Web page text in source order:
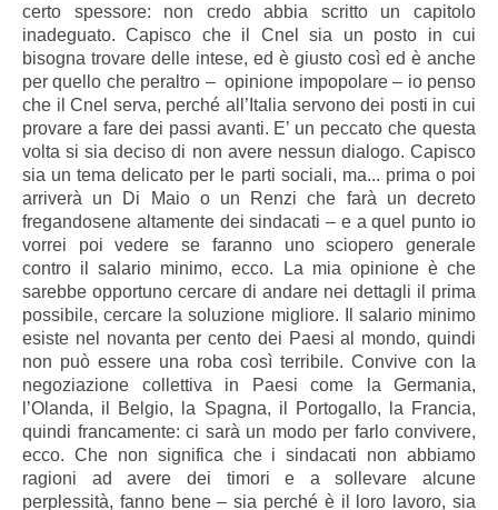
certo spessore: non credo abbia scritto un capitolo
inadeguato. Capisco che il Cnel sia un posto in cui
bisogna trovare delle intese, ed è giusto così ed è anche
per quello che peraltro – opinione impopolare – io penso
che il Cnel serva, perché all’Italia servono dei posti in cui
provare a fare dei passi avanti. E’ un peccato che questa
volta si sia deciso di non avere nessun dialogo. Capisco
sia un tema delicato per le parti sociali, ma... prima o poi
arriverà un Di Maio o un Renzi che farà un decreto
fregandosene altamente dei sindacati – e a quel punto io
vorrei poi vedere se faranno uno sciopero generale
contro il salario minimo, ecco. La mia opinione è che
sarebbe opportuno cercare di andare nei dettagli il prima
possibile, cercare la soluzione migliore. Il salario minimo
esiste nel novanta per cento dei Paesi al mondo, quindi
non può essere una roba così terribile. Convive con la
negoziazione collettiva in Paesi come la Germania,
l’Olanda, il Belgio, la Spagna, il Portogallo, la Francia,
quindi francamente: ci sarà un modo per farlo convivere,
ecco. Che non significa che i sindacati non abbiamo
ragioni ad avere dei timori e a sollevare alcune
perplessità, fanno bene – sia perché è il loro lavoro, sia